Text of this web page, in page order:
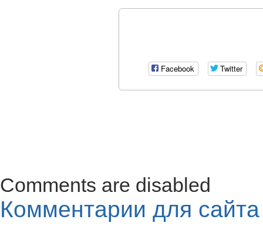
Facebook Twitter
Comments are disabled
Комментарии для